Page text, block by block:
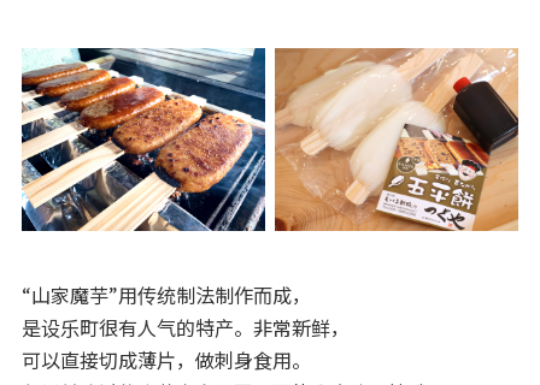
“山家魔芋”用传统制法制作而成，
是设乐町很有人气的特产。非常新鲜，
可以直接切成薄片，做刺身食用。